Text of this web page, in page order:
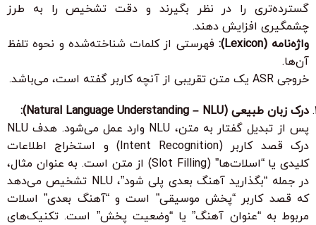
گسترده‌تری را در نظر بگیرند و دقت تشخیص را به طرز
چشمگیری افزایش دهند.
واژه‌نامه (Lexicon):
فهرستی از کلمات شناخته‌شده و نحوه تلفظ
آن‌ها.
خروجی ASR یک متن تقریبی از آنچه کاربر گفته است، می‌باشد.
درک زبان طبیعی (Natural Language Understanding – NLU):
پس از تبدیل گفتار به متن، NLU وارد عمل می‌شود. هدف NLU
درک قصد کاربر (Intent Recognition) و استخراج اطلاعات
کلیدی یا “اسلات‌ها” (Slot Filling) از متن است. به عنوان مثال،
در جمله “بگذارید آهنگ بعدی پلی شود”، NLU تشخیص می‌دهد
که قصد کاربر “پخش موسیقی” است و “آهنگ بعدی” اسلات
مربوط به “عنوان آهنگ” یا “وضعیت پخش” است. تکنیک‌های